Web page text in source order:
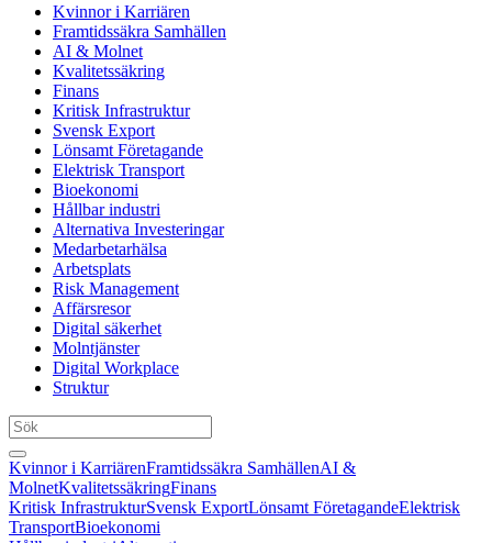
Kvinnor i Karriären
Framtidssäkra Samhällen
AI & Molnet
Kvalitetssäkring
Finans
Kritisk Infrastruktur
Svensk Export
Lönsamt Företagande
Elektrisk Transport
Bioekonomi
Hållbar industri
Alternativa Investeringar
Medarbetarhälsa
Arbetsplats
Risk Management
Affärsresor
Digital säkerhet
Molntjänster
Digital Workplace
Struktur
Kvinnor i KarriärenFramtidssäkra SamhällenAI &
MolnetKvalitetssäkringFinans
Kritisk InfrastrukturSvensk ExportLönsamt FöretagandeElektrisk
TransportBioekonomi